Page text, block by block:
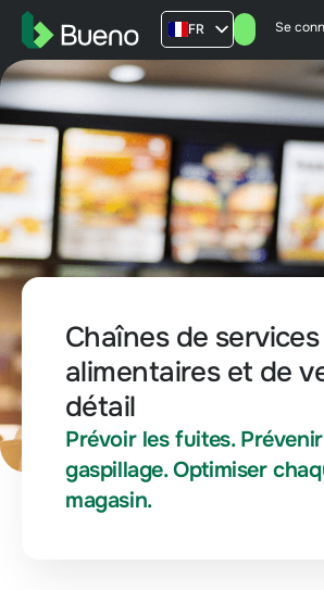
FR
AU
US
Se
Chaînes de services
alimentaires et de
détail
Prévoir les fuites.
gaspillage. Optimiser
magasin.